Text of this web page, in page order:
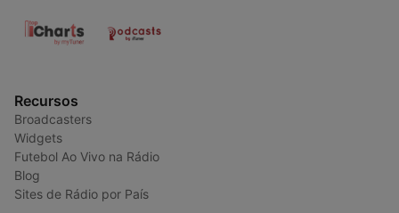
Recursos
Broadcasters
Widgets
Futebol Ao Vivo na Rádio
Blog
Sites de Rádio por País